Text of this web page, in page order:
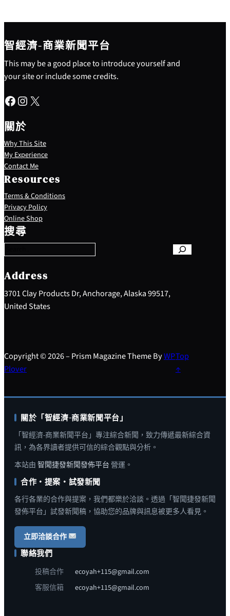
智經濟-商業新聞平台
This may be a good place to introduce yourself and
your site or include some credits.
Facebook Instagram X
關於
Why This Site
My Experience
Contact Me
Resources
Terms & Conditions
Privacy Policy
Online Shop
搜尋
S
e
a
c
h
Address
3701 Clay Products Dr, Anchorage, Alaska 99517,
United States
Copyright © 2026 – Prism Magazine Theme ByWP
Plover
Top
↑
關於「智經濟-商業新聞平台」
「智經濟-商業新聞平台」專注綜合新聞，致力傳遞最新綜合資
訊，為各界讀者提供可信的綜合觀點與分析。
本站由 智聞捷發新聞發佈平台 營運。
合作・提案・試發新聞
各行各業的合作與提案，我們都樂於洽談。透過「智聞捷發新聞
發佈平台」試發新聞稿，協助您的品牌與訊息被更多人看見。
立即洽談合作
聯絡我們
投稿合作
ecoyah+115@gmail.com
客服信箱
ecoyah+115@gmail.com